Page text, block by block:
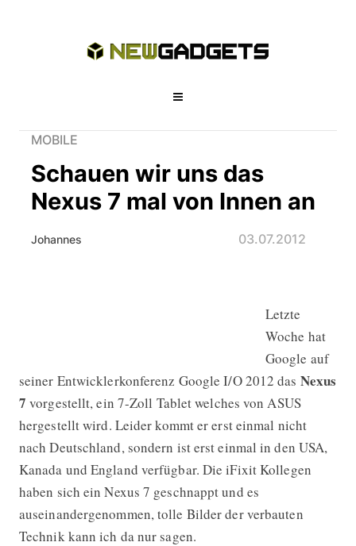
MOBILE
Schauen wir uns das
Nexus 7 mal von Innen an
Johannes 03.07.2012
Schauen wir uns das Nexus 7 mal
Letzte
Woche hat
Google auf
seiner Entwicklerkonferenz Google I/O 2012 das Nexus
7 vorgestellt, ein 7-Zoll Tablet welches von ASUS
hergestellt wird. Leider kommt er erst einmal nicht
nach Deutschland, sondern ist erst einmal in den USA,
Kanada und England verfügbar. Die iFixit Kollegen
haben sich ein Nexus 7 geschnappt und es
auseinandergenommen, tolle Bilder der verbauten
Technik kann ich da nur sagen.